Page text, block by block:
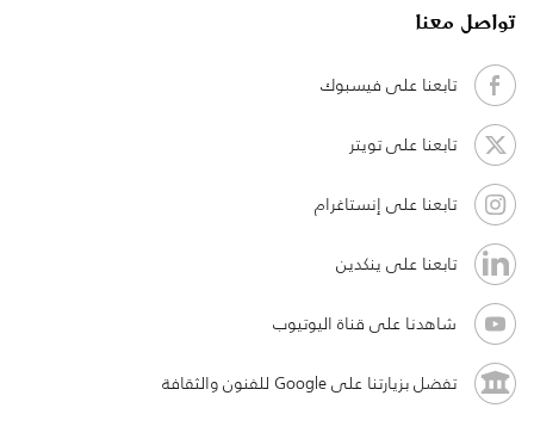
تواصل معنا
تابعنا على فيسبوك
تابعنا على تويتر
تابعنا على إنستاغرام
تابعنا على ينكدين
شاهدنا على قناة اليوتيوب
تفضل بزيارتنا على Google للفنون والثقافة